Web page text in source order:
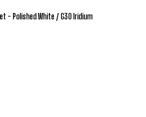
- Polished White / G30 Iridium